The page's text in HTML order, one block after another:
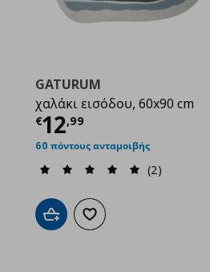
€ 6,99
GATURUM
χαλάκι εισόδου, 60x90 cm
€12,99
Τρέχουσα τιμή
60 πόντους ανταμοιβής
(2)
Προσθήκη στο καλάθι
Προσθήκη στα αγαπημένα